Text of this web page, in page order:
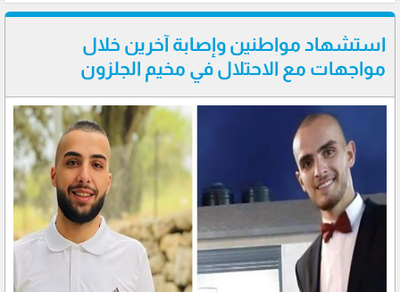
استشهاد مواطنين وإصابة آخرين خلال
مواجهات مع الاحتلال في مخيم الجلزون